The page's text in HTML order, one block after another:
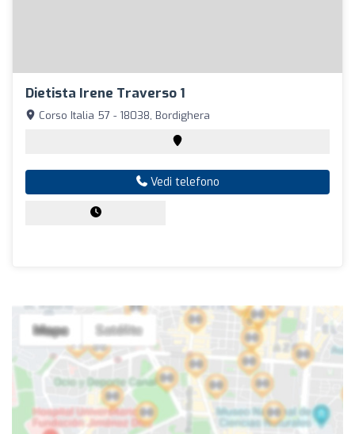
Dietista Irene Traverso 1
Corso Italia 57 - 18038, Bordighera
Vedi telefono